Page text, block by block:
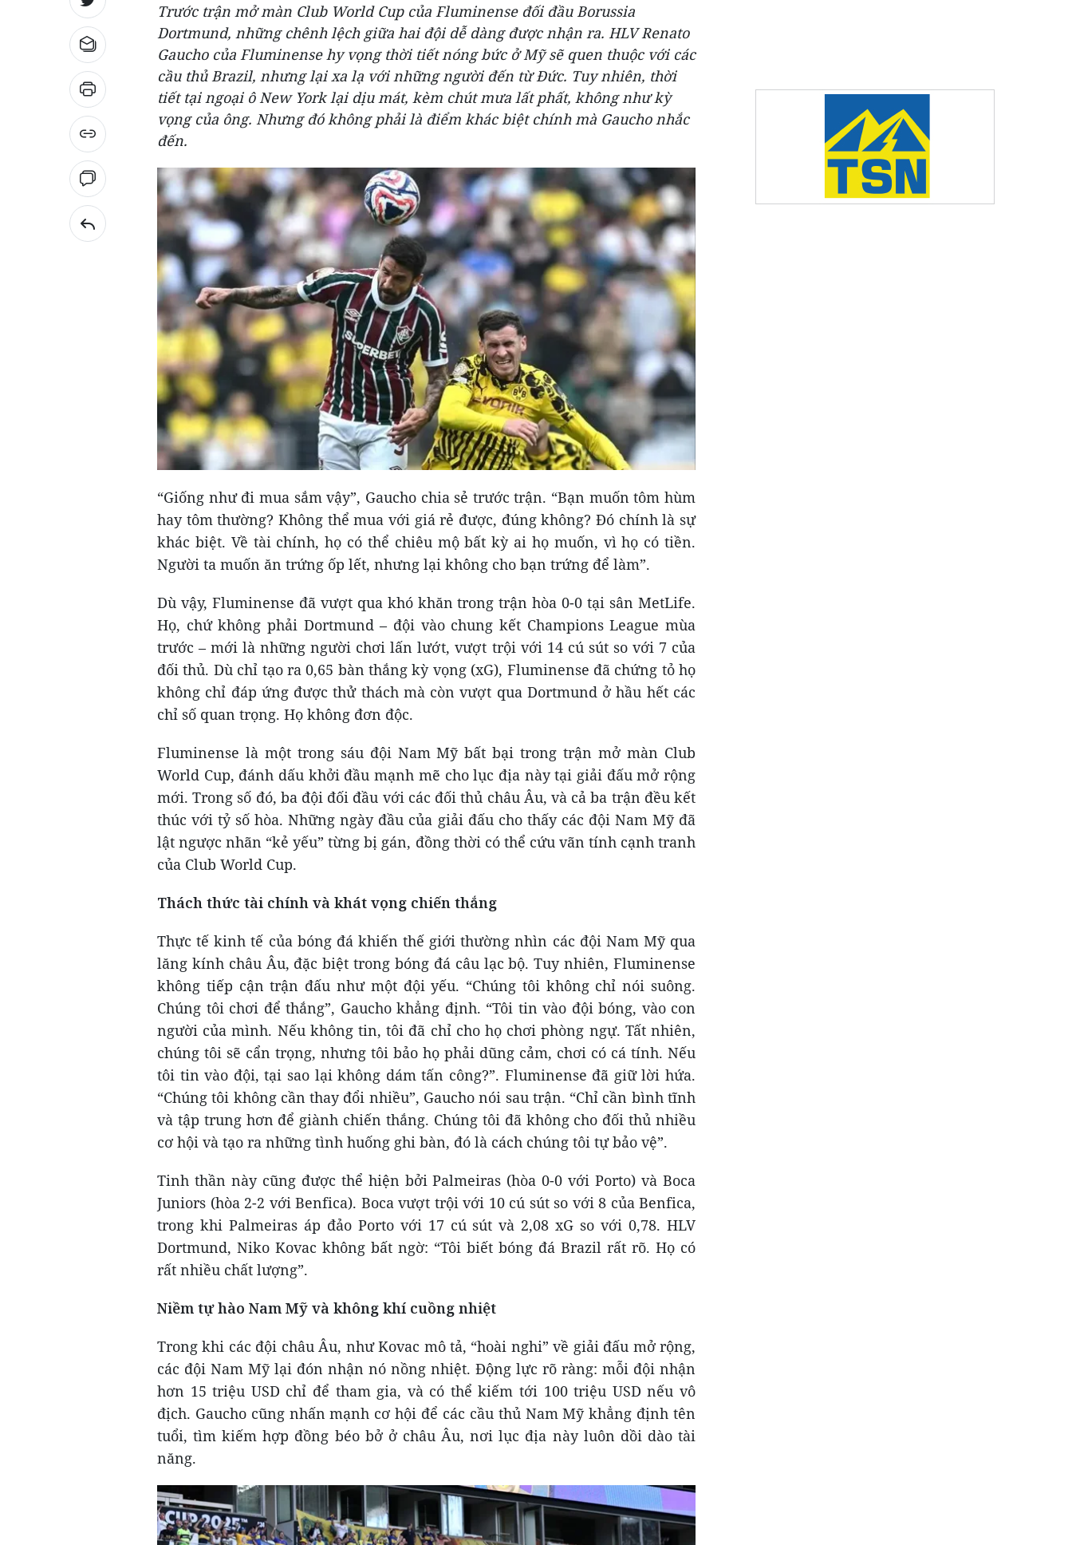
Trước trận mở màn Club World Cup của Fluminense đối đầu Borussia
Dortmund, những chênh lệch giữa hai đội dễ dàng được nhận ra. HLV Renato
Gaucho của Fluminense hy vọng thời tiết nóng bức ở Mỹ sẽ quen thuộc với các
cầu thủ Brazil, nhưng lại xa lạ với những người đến từ Đức. Tuy nhiên, thời
tiết tại ngoại ô New York lại dịu mát, kèm chút mưa lất phất, không như kỳ
vọng của ông. Nhưng đó không phải là điểm khác biệt chính mà Gaucho nhắc
đến.
“Giống như đi mua sắm vậy”, Gaucho chia sẻ trước trận. “Bạn muốn tôm hùm
hay tôm thường? Không thể mua với giá rẻ được, đúng không? Đó chính là sự
khác biệt. Về tài chính, họ có thể chiêu mộ bất kỳ ai họ muốn, vì họ có tiền.
Người ta muốn ăn trứng ốp lết, nhưng lại không cho bạn trứng để làm”.
Dù vậy, Fluminense đã vượt qua khó khăn trong trận hòa 0-0 tại sân MetLife.
Họ, chứ không phải Dortmund – đội vào chung kết Champions League mùa
trước – mới là những người chơi lấn lướt, vượt trội với 14 cú sút so với 7 của
đối thủ. Dù chỉ tạo ra 0,65 bàn thắng kỳ vọng (xG), Fluminense đã chứng tỏ họ
không chỉ đáp ứng được thử thách mà còn vượt qua Dortmund ở hầu hết các
chỉ số quan trọng. Họ không đơn độc.
Fluminense là một trong sáu đội Nam Mỹ bất bại trong trận mở màn Club
World Cup, đánh dấu khởi đầu mạnh mẽ cho lục địa này tại giải đấu mở rộng
mới. Trong số đó, ba đội đối đầu với các đối thủ châu Âu, và cả ba trận đều kết
thúc với tỷ số hòa. Những ngày đầu của giải đấu cho thấy các đội Nam Mỹ đã
lật ngược nhãn “kẻ yếu” từng bị gán, đồng thời có thể cứu vãn tính cạnh tranh
của Club World Cup.
Thách thức tài chính và khát vọng chiến thắng
Thực tế kinh tế của bóng đá khiến thế giới thường nhìn các đội Nam Mỹ qua
lăng kính châu Âu, đặc biệt trong bóng đá câu lạc bộ. Tuy nhiên, Fluminense
không tiếp cận trận đấu như một đội yếu. “Chúng tôi không chỉ nói suông.
Chúng tôi chơi để thắng”, Gaucho khẳng định. “Tôi tin vào đội bóng, vào con
người của mình. Nếu không tin, tôi đã chỉ cho họ chơi phòng ngự. Tất nhiên,
chúng tôi sẽ cẩn trọng, nhưng tôi bảo họ phải dũng cảm, chơi có cá tính. Nếu
tôi tin vào đội, tại sao lại không dám tấn công?”. Fluminense đã giữ lời hứa.
“Chúng tôi không cần thay đổi nhiều”, Gaucho nói sau trận. “Chỉ cần bình tĩnh
và tập trung hơn để giành chiến thắng. Chúng tôi đã không cho đối thủ nhiều
cơ hội và tạo ra những tình huống ghi bàn, đó là cách chúng tôi tự bảo vệ”.
Tinh thần này cũng được thể hiện bởi Palmeiras (hòa 0-0 với Porto) và Boca
Juniors (hòa 2-2 với Benfica). Boca vượt trội với 10 cú sút so với 8 của Benfica,
trong khi Palmeiras áp đảo Porto với 17 cú sút và 2,08 xG so với 0,78. HLV
Dortmund, Niko Kovac không bất ngờ: “Tôi biết bóng đá Brazil rất rõ. Họ có
rất nhiều chất lượng”.
Niềm tự hào Nam Mỹ và không khí cuồng nhiệt
Trong khi các đội châu Âu, như Kovac mô tả, “hoài nghi” về giải đấu mở rộng,
các đội Nam Mỹ lại đón nhận nó nồng nhiệt. Động lực rõ ràng: mỗi đội nhận
hơn 15 triệu USD chỉ để tham gia, và có thể kiếm tới 100 triệu USD nếu vô
địch. Gaucho cũng nhấn mạnh cơ hội để các cầu thủ Nam Mỹ khẳng định tên
tuổi, tìm kiếm hợp đồng béo bở ở châu Âu, nơi lục địa này luôn dồi dào tài
năng.